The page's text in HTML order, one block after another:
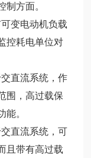
制方面。
变电动机负载
控耗电单位对
直流系统，作
围，高过载保
能。
直流系统，可
且带有高过载